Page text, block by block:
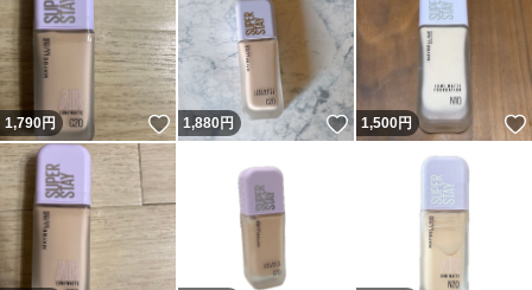
1,790円 いいね！
1,880円 いいね！
1,500円